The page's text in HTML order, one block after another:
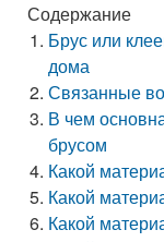
Содержание
Брус или
дома
Связанные
В чем
брусом
Какой
Какой
Какой